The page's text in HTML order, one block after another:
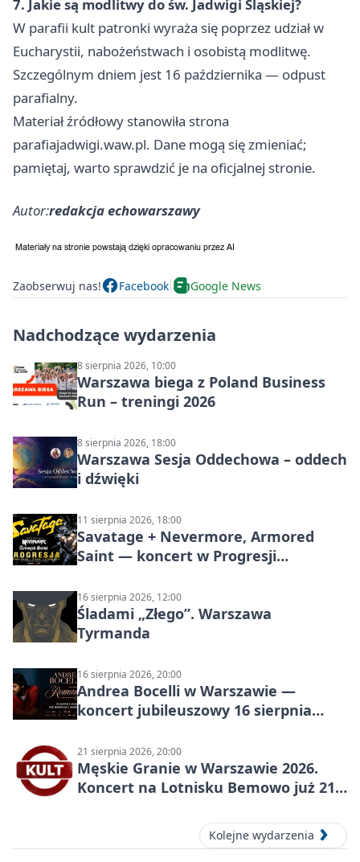
7. Jakie są modlitwy do św. Jadwigi Śląskiej?
W parafii kult patronki wyraża się poprzez udział w
Eucharystii, nabożeństwach i osobistą modlitwę.
Szczególnym dniem jest 16 października — odpust
parafialny.
Materiał źródłowy stanowiła strona
parafiajadwigi.waw.pl. Dane mogą się zmieniać;
pamiętaj, warto sprawdzić je na oficjalnej stronie.
Autor:redakcja echowarszawy
Zaobserwuj nas! Facebook Google News
Nadchodzące wydarzenia
8 sierpnia 2026, 10:00
Warszawa biega z Poland Business
Run – treningi 2026
8 sierpnia 2026, 18:00
Warszawa Sesja Oddechowa – oddech
i dźwięki
11 sierpnia 2026, 18:00
Savatage + Nevermore, Armored
Saint — koncert w Progresji
16 sierpnia 2026, 12:00
Śladami „Złego”. Warszawa
Tyrmanda
16 sierpnia 2026, 20:00
Andrea Bocelli w Warszawie —
koncert jubileuszowy 16 sierpnia
21 sierpnia 2026, 20:00
Męskie Granie w Warszawie 2026.
Koncert na Lotnisku Bemowo już 21
Kolejne wydarzenia